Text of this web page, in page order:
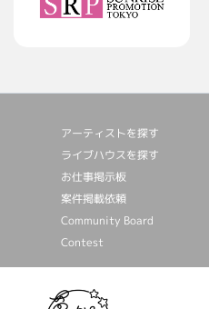
アーティストを探す
ライブハウスを探す
お仕事掲⽰板
案件掲載依頼
Community Board
Contest